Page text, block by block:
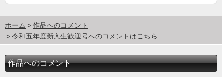
ホーム
作品へのコメント
令和五年度新入生歓迎号へのコメントはこちら
作品へのコメント